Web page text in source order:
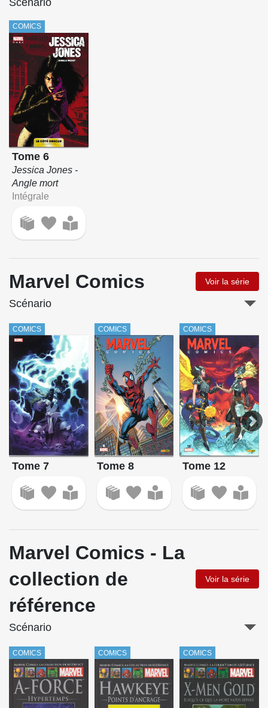
Scénario
COMICS
Tome 6
Jessica Jones -
Angle mort
Intégrale
Marvel Comics Voir la série
Scénario
COMICS
Tome 7
COMICS
Tome 8
COMICS
Tome 12
Marvel Comics - La
collection de
référence
Voir la série
Scénario
COMICS COMICS COMICS